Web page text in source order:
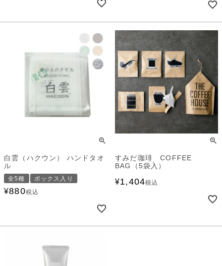
白雲（ハクウン） ハンドタオ
ル
全5種 ボックス入り
¥880税込
すみだ珈琲 COFFEE
BAG（5袋入）
¥1,404税込